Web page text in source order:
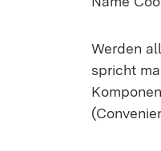
Werden
spricht